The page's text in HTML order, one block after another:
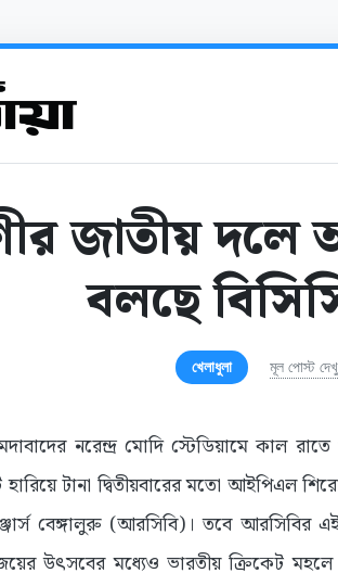
জাতীয় দলে
বলছে
খেলাধুলা মূল পোস্ট
নরেন্দ্র মোদি স্টেডিয়ামে কাল
টানা দ্বিতীয়বারের মতো আইপিএল
বেঙ্গালুরু (আরসিবি)। তবে আরসিবির
জয়ের উৎসবের মধ্যেও ভারতীয় ক্রিকেট মহলে